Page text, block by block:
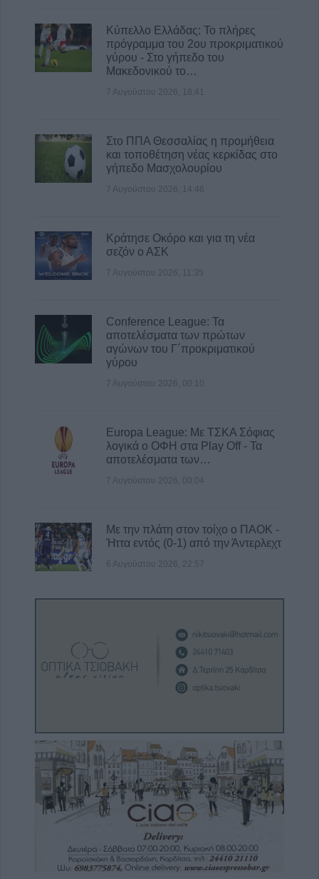
8 Αυγούστου 2026, 12:23
“Take a break…. μ’ έναν απολαυστικό king
coffee!”
Κύπελλο Ελλάδας: Το πλήρες
πρόγραμμα του 2ου προκριματικού
γύρου - Στο γήπεδο του
Μακεδονικού το…
7 Αυγούστου 2026, 18:41
Στο ΠΠΑ Θεσσαλίας η προμήθεια
και τοποθέτηση νέας κερκίδας στο
γήπεδο Μασχολουρίου
7 Αυγούστου 2026, 14:46
Κράτησε Οκόρο και για τη νέα
σεζόν ο ΑΣΚ
7 Αυγούστου 2026, 11:35
Conference League: Τα
αποτελέσματα των πρώτων
αγώνων του Γ΄προκριματικού
γύρου
7 Αυγούστου 2026, 00:10
Europa League: Με ΤΣΚΑ Σόφιας
λογικά ο ΟΦΗ στα Play Off - Τα
αποτελέσματα των…
7 Αυγούστου 2026, 00:04
Με την πλάτη στον τοίχο ο ΠΑΟΚ -
Ήττα εντός (0-1) από την Άντερλεχτ
6 Αυγούστου 2026, 22:57